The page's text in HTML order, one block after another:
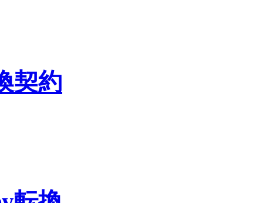
契約